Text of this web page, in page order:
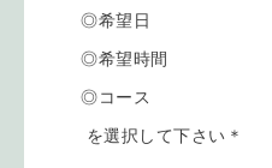
◎希望日
◎希望時間
◎コース
を選択して下さい＊